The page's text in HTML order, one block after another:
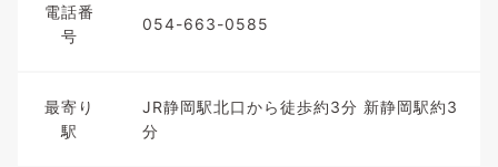
電話番
号
054-663-0585
最寄り
駅
JR静岡駅北口から徒歩約3分 新静岡駅約3
分